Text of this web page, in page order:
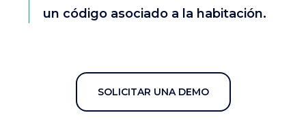
un código asociado a la habitación.
SOLICITAR UNA DEMO